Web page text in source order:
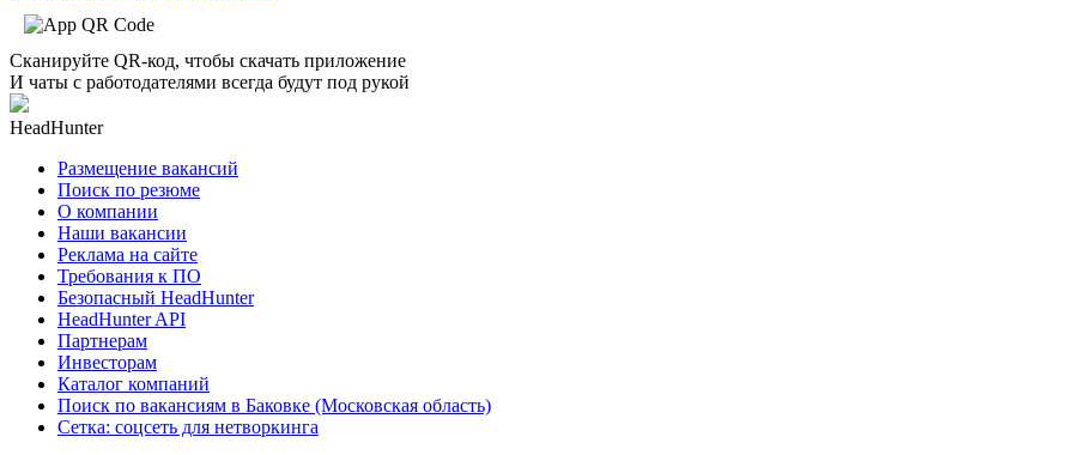
Сканируйте QR-код, чтобы скачать приложение
И чаты с работодателями всегда будут под рукой
HeadHunter
Размещение вакансий
Поиск по резюме
О компании
Наши вакансии
Реклама на сайте
Требования к ПО
Безопасный HeadHunter
HeadHunter API
Партнерам
Инвесторам
Каталог компаний
Поиск по вакансиям в Баковке (Московская область)
Сетка: соцсеть для нетворкинга